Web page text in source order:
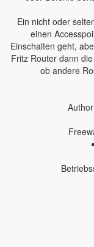
Ein nicht oder
einen
Einschalten geht,
Fritz Router dann
ob andere